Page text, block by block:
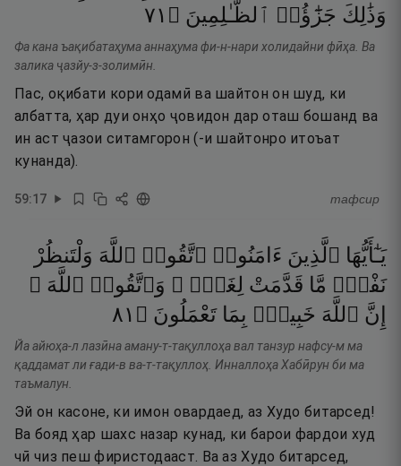
وَذَٰلِكَ جَزَٰٓؤُا۟ ٱلظَّـٰلِمِينَ ۝ ١٧
Фа кана ъақибатаҳума аннаҳума фи-н-нари холидайни фӣҳа. Ва
залика ҷазйу-з-золимӣн.
Пас, оқибати кори одамӣ ва шайтон он шуд, ки
албатта, ҳар дуи онҳо ҷовидон дар оташ бошанд ва
ин аст ҷазои ситамгорон (-и шайтонро итоъат
кунанда).
59:17 тафсир
يَـٰٓأَيُّهَا ٱلَّذِينَ ءَامَنُوا۟ ٱتَّقُوا۟ ٱللَّهَ وَلْتَنظُرْ
نَفْسٌۭ مَّا قَدَّمَتْ لِغَدٍۢ ۖ وَٱتَّقُوا۟ ٱللَّهَ ۚ
إِنَّ ٱللَّهَ خَبِيرٌۢ بِمَا تَعْمَلُونَ ۝ ١٨
Йа айюҳа-л лазӣна аману-т-тақуллоҳа вал танзур нафсу-м ма
қаддамат ли ғади-в ва-т-тақуллоҳ. Инналлоҳа Хабӣрун би ма
таъмалун.
Эй он касоне, ки имон овардаед, аз Худо битарсед!
Ва бояд ҳар шахс назар кунад, ки барои фардои худ
чӣ чиз пеш фиристодааст. Ва аз Худо битарсед,